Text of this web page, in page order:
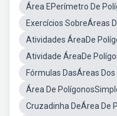
Área EPerímetro De
Exercícios SobreÁreas
Atividades ÁreaDe
Atividade ÁreaDe
Fórmulas DasÁreas
Área De
Cruzadinha DeÁrea De